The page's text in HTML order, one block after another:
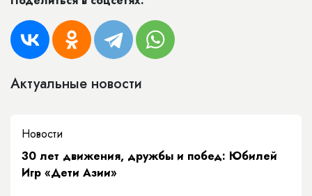
Актуальные новости
Новости
​30 лет движения, дружбы и побед: Юбилей
Игр «Дети Азии»